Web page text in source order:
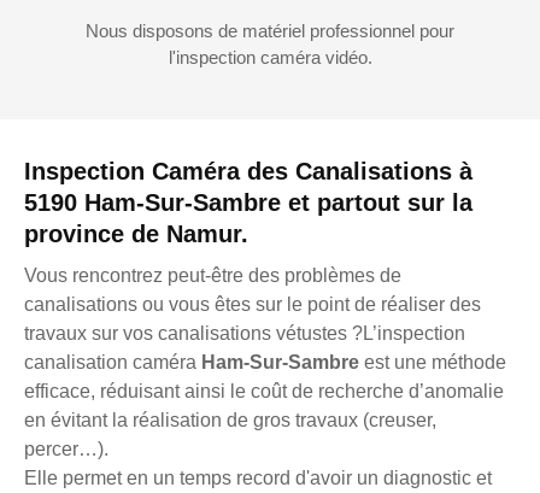
Inspection Caméra des Canalisations à
5190 Ham-Sur-Sambre et partout sur la
province de Namur.
Vous rencontrez peut-être des problèmes de
canalisations ou vous êtes sur le point de réaliser des
travaux sur vos canalisations vétustes ?L’inspection
canalisation caméra Ham-Sur-Sambre est une méthode
efficace, réduisant ainsi le coût de recherche d’anomalie
en évitant la réalisation de gros travaux (creuser,
percer…).
Elle permet en un temps record d'avoir un diagnostic et
Nous disposons de matériel professionnel pour
l'inspection caméra vidéo.